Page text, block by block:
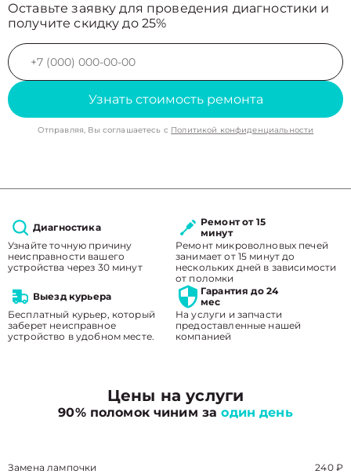
Оставьте заявку для проведения диагностики и
получите скидку до 25%
Узнать стоимость ремонта
Отправляя, Вы соглашаетесь с Политикой конфиденциальности
Диагностика
Узнайте точную причину
неисправности вашего
устройства через 30 минут
Ремонт от 15
минут
Ремонт микроволновых печей
занимает от 15 минут до
нескольких дней в зависимости
от поломки
Выезд курьера
Бесплатный курьер, который
заберет неисправное
устройство в удобном месте.
Гарантия до 24
мес
На услуги и запчасти
предоставленные нашей
компанией
Цены на услуги
90% поломок чиним заодин день
Замена лампочки 240 ₽